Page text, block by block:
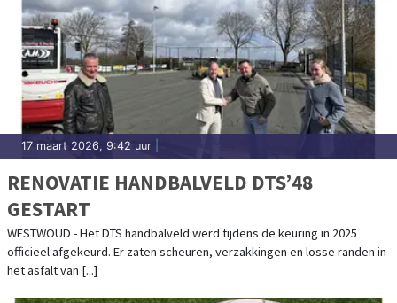
17 maart 2026, 9:42 uur
RENOVATIE HANDBALVELD DTS’48
GESTART
WESTWOUD - Het DTS handbalveld werd tijdens de keuring in 2025
officieel afgekeurd. Er zaten scheuren, verzakkingen en losse randen in
het asfalt van [...]